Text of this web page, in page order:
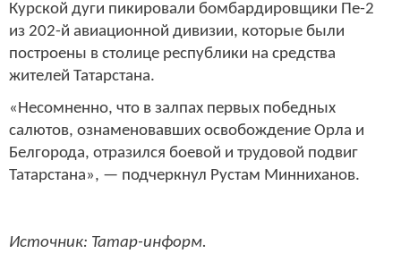
Курской дуги пикировали бомбардировщики Пе-2
из 202-й авиационной дивизии, которые были
построены в столице республики на средства
жителей Татарстана.
«Несомненно, что в залпах первых победных
салютов, ознаменовавших освобождение Орла и
Белгорода, отразился боевой и трудовой подвиг
Татарстана», — подчеркнул Рустам Минниханов.
Источник: Татар-информ.